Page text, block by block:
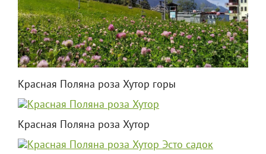
Красная Поляна роза Хутор горы
Красная Поляна роза Хутор